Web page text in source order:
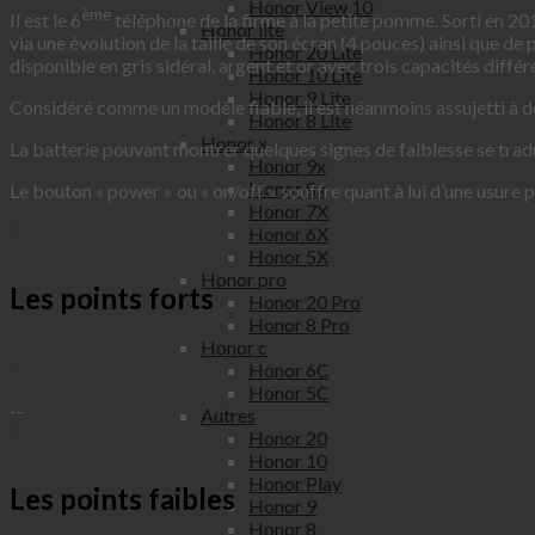
Honor View 10
Honor lite
Honor 20 Lite
Honor 10 Lite
Honor 9 Lite
Honor 8 Lite
Honor x
Honor 9x
Honor 8x
Honor 7X
Honor 6X
Honor 5X
Honor pro
Honor 20 Pro
Honor 8 Pro
Honor c
Honor 6C
Honor 5C
Autres
Honor 20
Honor 10
Honor Play
Honor 9
Honor 8
Il est le 6ème téléphone de la firme à la petite pomme. Sorti en
via une évolution de la taille de son écran (4 pouces) ainsi que
disponible en gris sidéral, argent et or avec trois capacités
Considéré comme un modèle fiable, il est néanmoins assujetti à
La batterie pouvant montrer quelques signes de faiblesse se
Le bouton « power » ou « on/off » souffre quant à lui d’une usure
Les points forts
--
Les points faibles